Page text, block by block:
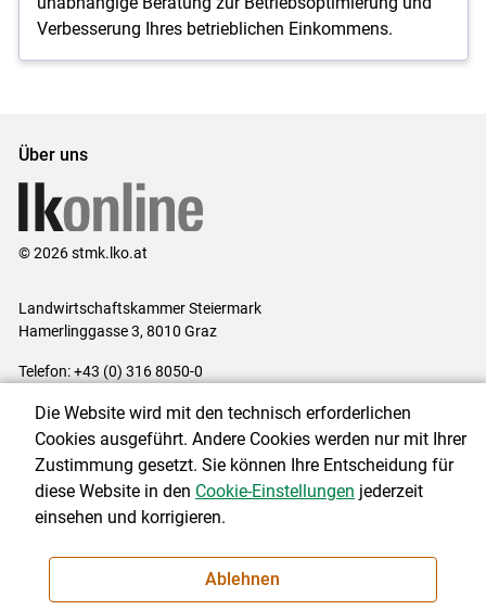
Verbesserung Ihres betrieblichen Einkommens.
Über uns
© 2026 stmk.lko.at
Landwirtschaftskammer Steiermark
Hamerlinggasse 3, 8010 Graz
Telefon: +43 (0) 316 8050-0
Impressum|Kontakt|Datenschutzerklärung|Barrierefreiheit|
Cookie-Einstellungen
NEWSLETTER
Die Website wird mit den technisch erforderlichen
Cookies ausgeführt. Andere Cookies werden nur mit Ihrer
Zustimmung gesetzt. Sie können Ihre Entscheidung für
diese Website in den Cookie-Einstellungen jederzeit
einsehen und korrigieren.
Ablehnen